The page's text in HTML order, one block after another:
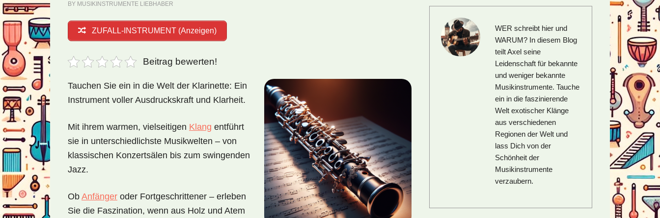
BY MUSIKINSTRUMENTE LIEBHABER
ZUFALL-INSTRUMENT (Anzeigen)
Beitrag bewerten!
Tauchen Sie ein in die Welt der Klarinette: Ein
Instrument voller Ausdruckskraft und Klarheit.
Mit ihrem warmen, vielseitigen Klang entführt
sie in unterschiedlichste Musikwelten – von
klassischen Konzertsälen bis zum swingenden
Jazz.
Ob Anfänger oder Fortgeschrittener – erleben
Sie die Faszination, wenn aus Holz und Atem
WER schreibt hier und
WARUM?In diesem Blog
teilt Axel seine
Leidenschaft für bekannte
und weniger bekannte
Musikinstrumente. Tauche
ein in die faszinierende
Welt exotischer Klänge
aus verschiedenen
Regionen der Welt und
lass Dich von der
Schönheit der
Musikinstrumente
verzaubern.